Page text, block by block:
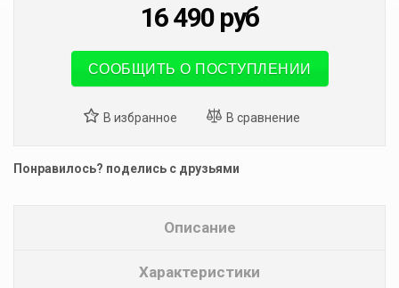
16 490 руб
СООБЩИТЬ О ПОСТУПЛЕНИИ
Понравилось? поделись с друзьями
Описание
Характеристики